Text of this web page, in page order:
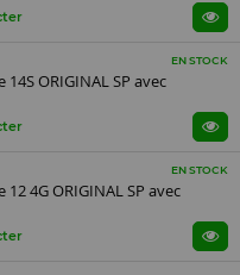
EN STOCK
ORIGINAL SP avec
EN STOCK
4G ORIGINAL SP avec